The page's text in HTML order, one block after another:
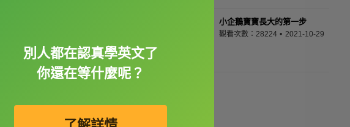
小企鵝寶寶長大的第一步
觀看次數：28224 2021-10-29
別人都在認真學英文了
你還在等什麼呢？